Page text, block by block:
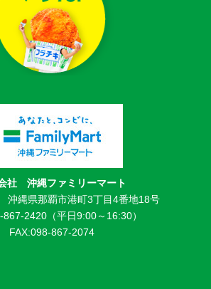
社 沖縄ファミリーマート
縄県那覇市港町3丁目4番地18号
2420（平日9:00～16:30）
FAX:098-867-2074